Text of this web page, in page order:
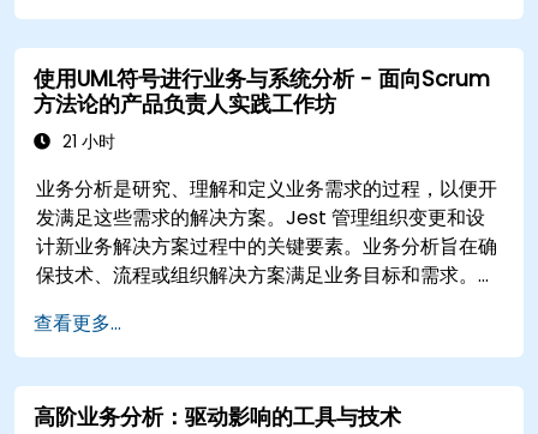
使用UML符号进行业务与系统分析 - 面向Scrum
方法论的产品负责人实践工作坊
21 小时
业务分析是研究、理解和定义业务需求的过程，以便开
发满足这些需求的解决方案。Jest 管理组织变更和设
计新业务解决方案过程中的关键要素。业务分析旨在确
保技术、流程或组织解决方案满足业务目标和需求。
业务需求，确保项目有效性和组织变革的关键因素。
查看更多...
高阶业务分析：驱动影响的工具与技术